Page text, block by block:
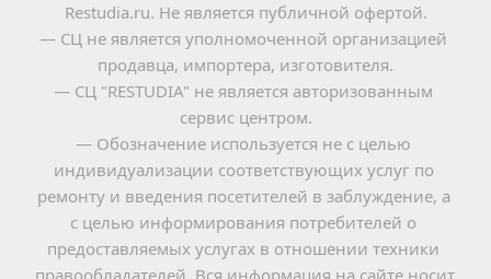
Restudia.ru. Не является публичной офертой.
— СЦ не является уполномоченной организацией
продавца, импортера, изготовителя.
— СЦ "RESTUDIA" не является авторизованным
сервис центром.
— Обозначение используется не с целью
индивидуализации соответствующих услуг по
ремонту и введения посетителей в заблуждение, а
с целью информирования потребителей о
предоставляемых услугах в отношении техники
правообладателей. Вся информация на сайте носит